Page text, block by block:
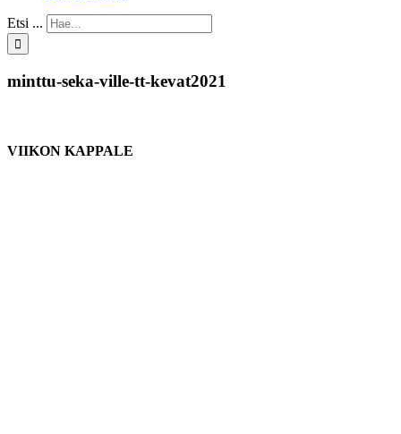
Etsi ...
minttu-seka-ville-tt-kevat2021
VIIKON KAPPALE